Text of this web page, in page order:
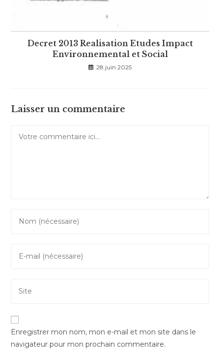
Decret 2013 Realisation Etudes Impact
Environnemental et Social
28 juin 2025
Laisser un commentaire
your
comment
your
address
l’URL
votre
site
(facultatif)
Enregistrer mon nom, mon e-mail et mon site dans le
navigateur pour mon prochain commentaire.